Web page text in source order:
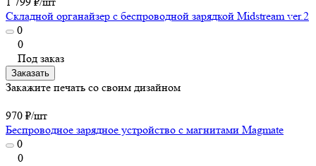
Складной органайзер с беспроводной зарядкой Midstream ver.2
0
0
Под заказ
Заказать
Закажите печать со своим дизайном
970 ₽/шт
Беспроводное зарядное устройство с магнитами Magmate
0
0